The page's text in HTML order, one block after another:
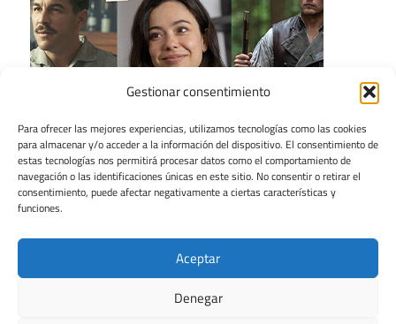
Gestionar consentimiento
Para ofrecer las mejores experiencias, utilizamos tecnologías como las cookies
para almacenar y/o acceder a la información del dispositivo. El consentimiento de
estas tecnologías nos permitirá procesar datos como el comportamiento de
navegación o las identificaciones únicas en este sitio. No consentir o retirar el
consentimiento, puede afectar negativamente a ciertas características y
funciones.
Aceptar
Denegar